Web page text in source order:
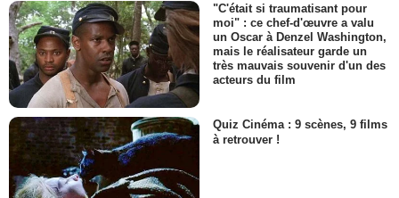
"C'était si traumatisant pour
moi" : ce chef-d'œuvre a valu
un Oscar à Denzel Washington,
mais le réalisateur garde un
très mauvais souvenir d'un des
acteurs du film
Quiz Cinéma : 9 scènes, 9 films
à retrouver !